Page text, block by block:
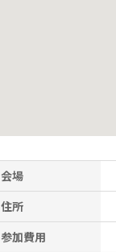
会場
住所
参加費用